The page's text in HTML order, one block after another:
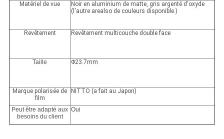
Matériel de vue
Noir en aluminium de matte, gris argenté d'oxyde
(l'autre arealso de couleurs disponible.)
Revêtement Revêtement multicouche double face
Taille Φ23.7mm
Marque polarisée de
film
NITTO (a fait au Japon)
Peut être adapté aux
besoins du client
Oui